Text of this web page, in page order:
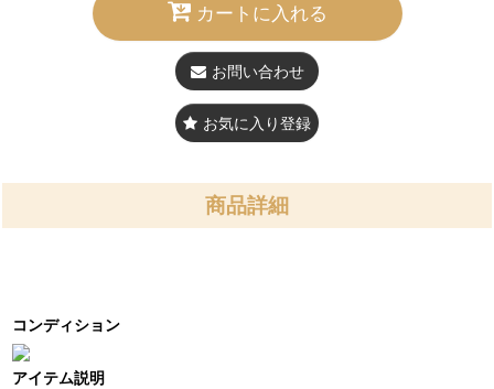
カートに入れる
お問い合わせ
お気に入り登録
商品詳細
コンディション
アイテム説明